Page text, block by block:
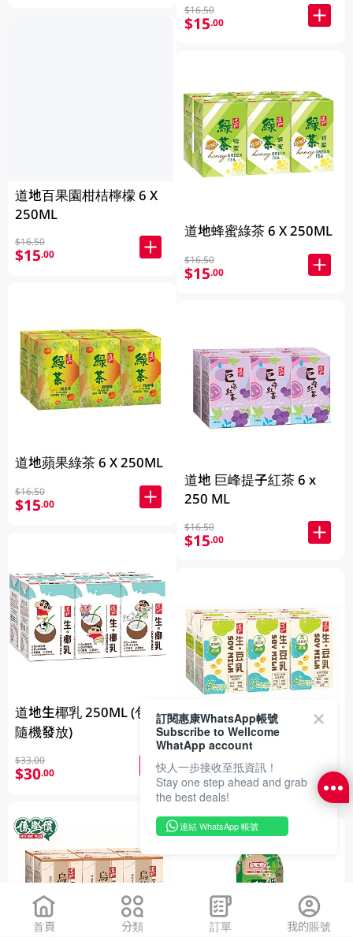
道地百果園柑桔檸檬 6 X
250ML
$16.50
$15.00
道地蘋果綠茶 6 X 250ML
$16.50
$15.00
道地生椰乳 250ML (包裝
隨機發放)
$33.00
$30.00
$16.50
$15.00
道地蜂蜜綠茶 6 X 250ML
$16.50
$15.00
道地 巨峰提子紅茶 6 x
250 ML
$16.50
$15.00
道地生豆乳六包裝250ML
$39.00
$30.00
首頁 分類 訂單 我的賬號
訂閱惠康WhatsApp帳號
Subscribe to Wellcome
WhatApp account
快人一步接收至抵資訊！
Stay one step ahead and grab
the best deals!
連結 WhatsApp 帳號